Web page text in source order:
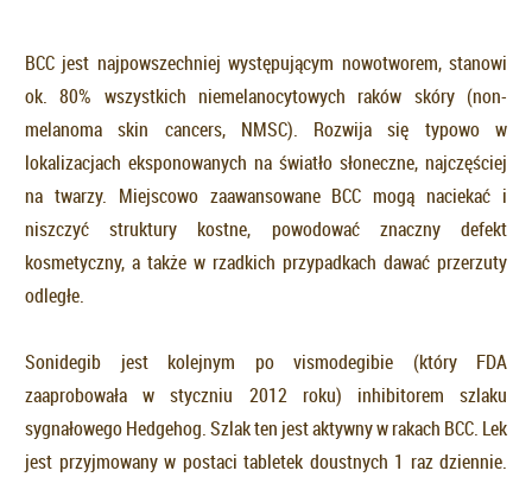
BCC jest najpowszechniej występującym nowotworem, stanowi
ok. 80% wszystkich niemelanocytowych raków skóry (non-
melanoma skin cancers, NMSC). Rozwija się typowo w
lokalizacjach eksponowanych na światło słoneczne, najczęściej
na twarzy. Miejscowo zaawansowane BCC mogą naciekać i
niszczyć struktury kostne, powodować znaczny defekt
kosmetyczny, a także w rzadkich przypadkach dawać przerzuty
odległe.
Sonidegib jest kolejnym po vismodegibie (który FDA
zaaprobowała w styczniu 2012 roku) inhibitorem szlaku
sygnałowego Hedgehog. Szlak ten jest aktywny w rakach BCC. Lek
jest przyjmowany w postaci tabletek doustnych 1 raz dziennie.